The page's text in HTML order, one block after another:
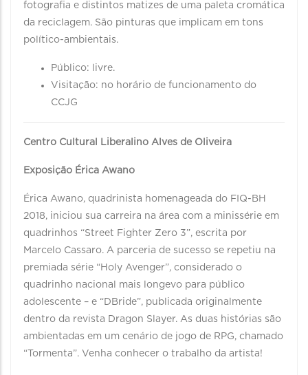
fotografia e distintos matizes de uma paleta cromática
da reciclagem. São pinturas que implicam em tons
político-ambientais.
Público: livre.
Visitação: no horário de funcionamento do
CCJG
Centro Cultural Liberalino Alves de Oliveira
Exposição Érica Awano
Érica Awano, quadrinista homenageada do FIQ-BH
2018, iniciou sua carreira na área com a minissérie em
quadrinhos “Street Fighter Zero 3”, escrita por
Marcelo Cassaro. A parceria de sucesso se repetiu na
premiada série “Holy Avenger”, considerado o
quadrinho nacional mais longevo para público
adolescente – e “DBride”, publicada originalmente
dentro da revista Dragon Slayer. As duas histórias são
ambientadas em um cenário de jogo de RPG, chamado
“Tormenta”. Venha conhecer o trabalho da artista!